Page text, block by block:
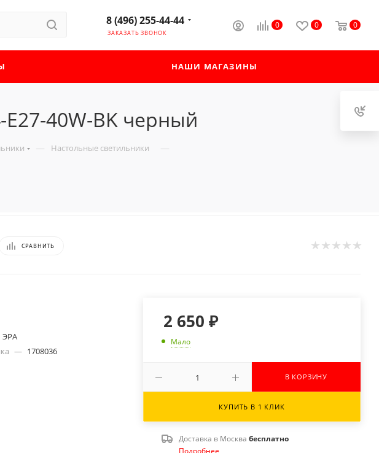
0 0 0
8 (496) 255-44-44
ЗАКАЗАТЬ ЗВОНОК
НАШИ МАГАЗИНЫ
40W-BK черный
— Настольные светильники —
СРАВНИТЬ
ЭРА
— 1708036
2 650 ₽
Мало
В КОРЗИНУ
КУПИТЬ В 1 КЛИК
Доставка в Москва бесплатно